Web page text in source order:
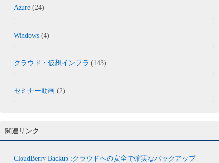
Azure (24)
Windows (4)
クラウド・仮想インフラ (143)
セミナー動画 (2)
関連リンク
CloudBerry Backup :クラウドへの安全で確実なバックアップ